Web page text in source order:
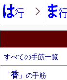
すべての手筋一覧
「香」の手筋